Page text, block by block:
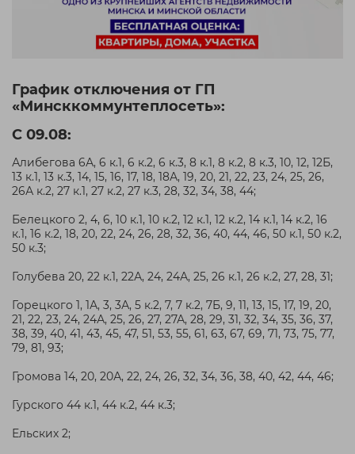
График отключения от ГП
«Минсккоммунтеплосеть»:
С 09.08:
Алибегова 6А, 6 к.1, 6 к.2, 6 к.3, 8 к.1, 8 к.2, 8 к.3, 10, 12, 12Б,
13 к.1, 13 к.3, 14, 15, 16, 17, 18, 18А, 19, 20, 21, 22, 23, 24, 25, 26,
26А к.2, 27 к.1, 27 к.2, 27 к.3, 28, 32, 34, 38, 44;
Белецкого 2, 4, 6, 10 к.1, 10 к.2, 12 к.1, 12 к.2, 14 к.1, 14 к.2, 16
к.1, 16 к.2, 18, 20, 22, 24, 26, 28, 32, 36, 40, 44, 46, 50 к.1, 50 к.2,
50 к.3;
Голубева 20, 22 к.1, 22А, 24, 24А, 25, 26 к.1, 26 к.2, 27, 28, 31;
Горецкого 1, 1А, 3, 3А, 5 к.2, 7, 7 к.2, 7Б, 9, 11, 13, 15, 17, 19, 20,
21, 22, 23, 24, 24А, 25, 26, 27, 27А, 28, 29, 31, 32, 34, 35, 36, 37,
38, 39, 40, 41, 43, 45, 47, 51, 53, 55, 61, 63, 67, 69, 71, 73, 75, 77,
79, 81, 93;
Громова 14, 20, 20А, 22, 24, 26, 32, 34, 36, 38, 40, 42, 44, 46;
Гурского 44 к.1, 44 к.2, 44 к.3;
Ельских 2;